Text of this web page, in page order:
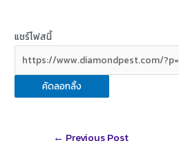
แชร์โฟสนี้
คัดลอกลิ้ง
← Previous Post